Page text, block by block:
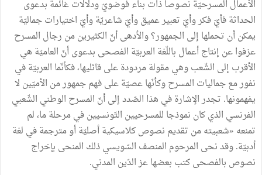
الأعمال المسرحيّة نصوصاذات بناءفوضويّودلالاتغائمة بدعوى
الحداثةفأيّفكروأيّ تعبيرعميقوأيّ شاعريّةوأيّ اختياراتجماليّة
يمكنأن تحملها إلى الجمهور؟والأدهىأنّ الكثيرينمن رجال المسرح
عزفواعن إنتاجأعمال باللّغة العربيّة الفصحى بدعوىأنّ العاميّة هي
الأقرب إلى الشّعبوهيمقولةمردودةعلىقائليها،فكأنّما العربيّةفي
نفورمعجماليات المسرحوكأنّهاعصيّةعلىفهمجمهورمن الأميّين لا
يفهمونها. تجدرالإشارةفي هذا الصّددإلىأنّ المسرح الوطني الشّعبي
الفرنسي الذيكان نموذجا للمسرحيين التّونسيينفيمرحلةما،لم
تمنعه «شعبيتهمن تقديم نصوصكلاسيكيةأصليّةأومترجمةفي لغة
أدبيّة.وقدنحى المرحوم المنصف السّويسيذلك المنحى بإخراج
نصوص بالفصحىكتب بعضهاعزالدّين المدني.